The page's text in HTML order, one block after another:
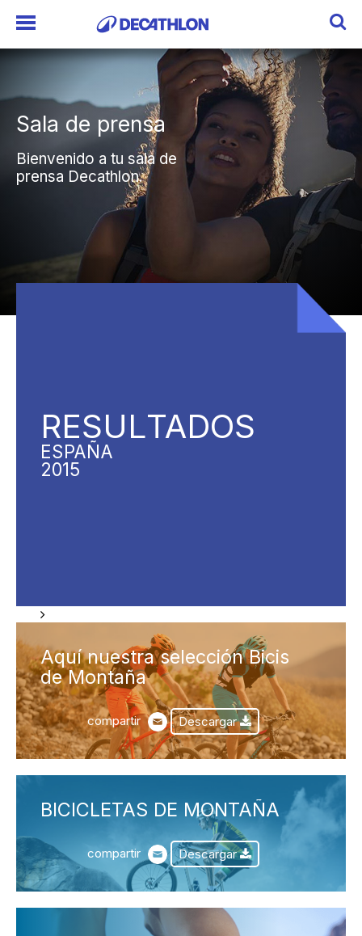
Sala de prensa
Bienvenido a tu sala de
prensa Decathlon.
Sala de prensa
Bienvenido a tu sala de
prensa Decathlon.
RESULTADOS
ESPAÑA
2015
Aquí nuestra selección Bicis
de Montaña
compartir Descargar
BICICLETAS DE MONTAÑA
compartir Descargar